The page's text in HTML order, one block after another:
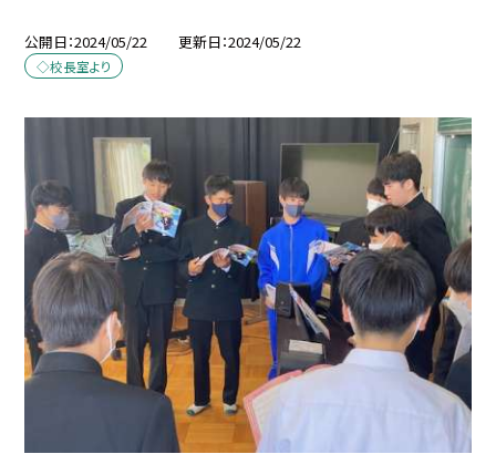
公開日 2024/05/22 更新日 2024/05/22
◇校長室より